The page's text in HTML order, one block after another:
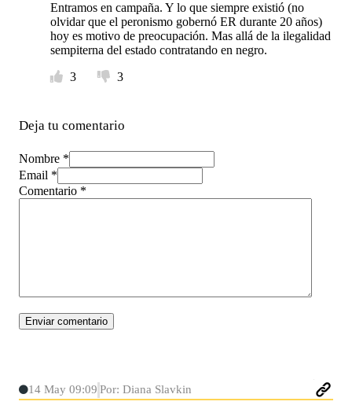
Entramos en campaña. Y lo que siempre existió (no
olvidar que el peronismo gobernó ER durante 20 años)
hoy es motivo de preocupación. Mas allá de la ilegalidad
sempiterna del estado contratando en negro.
3
3
Deja tu comentario
Nombre *
Email *
Comentario *
14 May 09:09 Por: Diana Slavkin